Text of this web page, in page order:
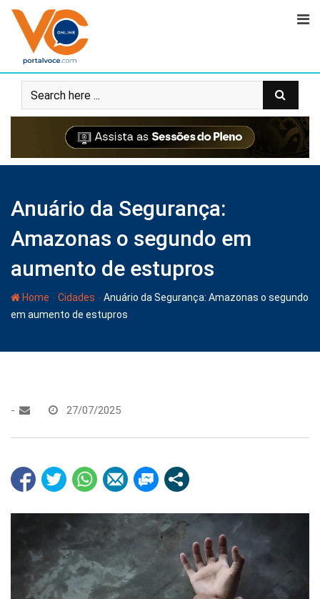
Anuário da Segurança:
Amazonas o segundo em
aumento de estupros
Home - Cidades - Anuário da Segurança: Amazonas o segundo
em aumento de estupros
- 27/07/2025